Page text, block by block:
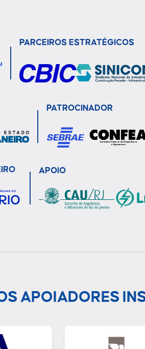
PARCEIROS ESTRATÉGICOS
PATROCINADOR
APOIO
APOIADORES